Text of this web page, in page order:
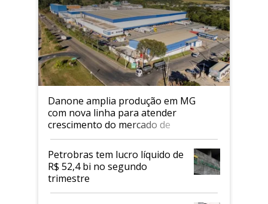
Danone amplia produção em MG
com nova linha para atender
crescimento do mercado de
alimentos proteicos
Petrobras tem lucro líquido de
R$ 52,4 bi no segundo
trimestre